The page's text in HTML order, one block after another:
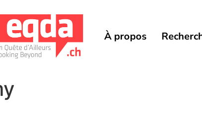
À propos